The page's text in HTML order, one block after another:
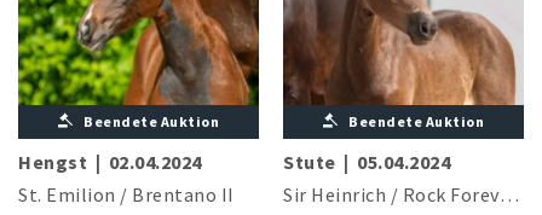
Beendete Auktion
Hengst | 02.04.2024
St. Emilion / Brentano II
Beendete Auktion
Stute | 05.04.2024
Sir Heinrich / Rock Forever I